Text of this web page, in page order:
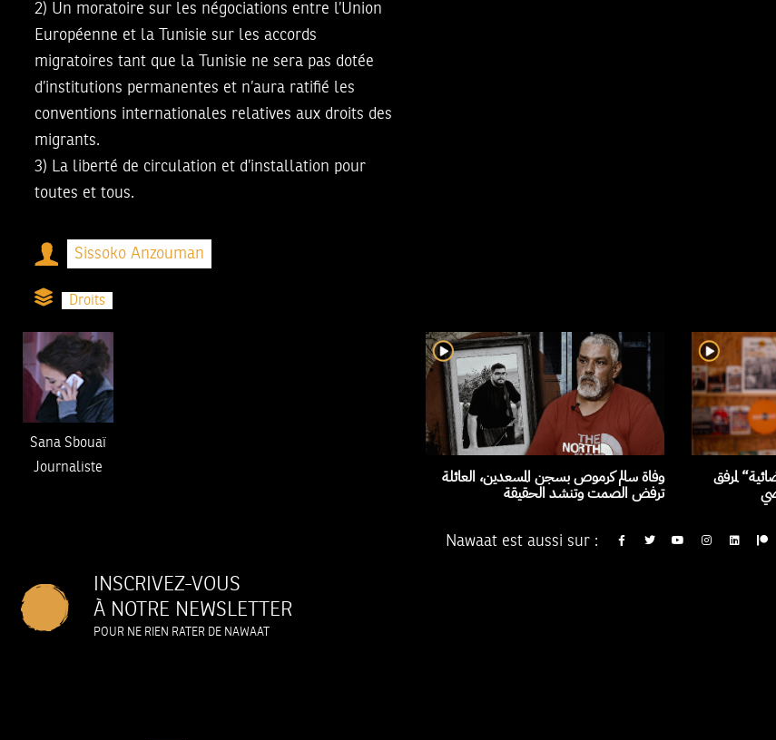
2) Un moratoire sur les négociations entre l’Union
Européenne et la Tunisie sur les accords
migratoires tant que la Tunisie ne sera pas dotée
d’institutions permanentes et n’aura ratifié les
conventions internationales relatives aux droits des
migrants.
3) La liberté de circulation et d’installation pour
toutes et tous.
Sissoko Anzouman
Droits
Sana Sbouaï
Journaliste
وفاة سالم كرموص بسجن المسعدين، العائلة
ترفض الصمت وتنشد الحقيقة
لمرفق
Nawaat est aussi sur :
INSCRIVEZ-VOUS
À NOTRE NEWSLETTER
POUR NE RIEN RATER DE NAWAAT